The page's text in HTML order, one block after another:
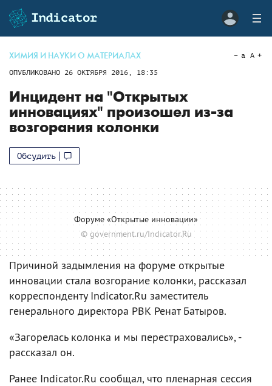
ХИМИЯ И НАУКИ О МАТЕРИАЛАХ
ОПУБЛИКОВАНО 26 ОКТЯБРЯ 2016, 18:35
a A
Инцидент на "Открытых
инновациях" произошел из-за
возгорания колонки
Обсудить
Форуме «Открытые инновации»
© government.ru/Indicator.Ru
Причиной задымления на форуме открытые
инновации стала возгорание колонки, рассказал
корреспонденту Indicator.Ru заместитель
генерального директора РВК Ренат Батыров.
«Загорелась колонка и мы перестраховались», -
рассказал он.
Ранее Indicator.Ru сообщал, что пленарная сессия